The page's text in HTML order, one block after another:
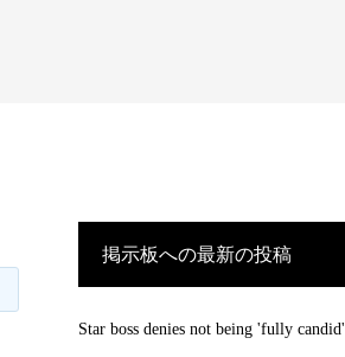
掲示板への最新の投稿
Star boss denies not being 'fully candid'